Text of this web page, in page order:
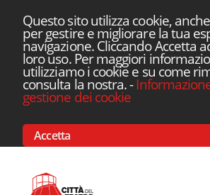
Questo sito utilizza cookie,
per gestire e migliorare la tua
navigazione. Cliccando Accetta
loro uso. Per maggiori
utilizziamo i cookie e su come
consulta la nostra.-
gestione dei cookie
Accetta